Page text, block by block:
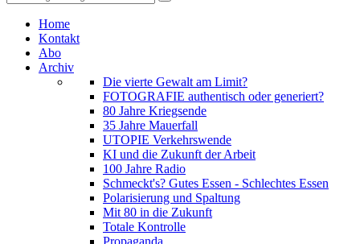
Home
Kontakt
Abo
Archiv
Die vierte Gewalt am Limit?
FOTOGRAFIE authentisch oder generiert?
80 Jahre Kriegsende
35 Jahre Mauerfall
UTOPIE Verkehrswende
KI und die Zukunft der Arbeit
100 Jahre Radio
Schmeckt's? Gutes Essen - Schlechtes Essen
Polarisierung und Spaltung
Mit 80 in die Zukunft
Totale Kontrolle